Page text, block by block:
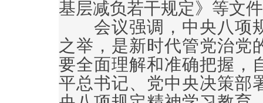
基层减负若干规定》等文
会议强调，中央八项
之举，是新时代管党治党
要全面理解和准确把握，
平总书记、党中央决策部